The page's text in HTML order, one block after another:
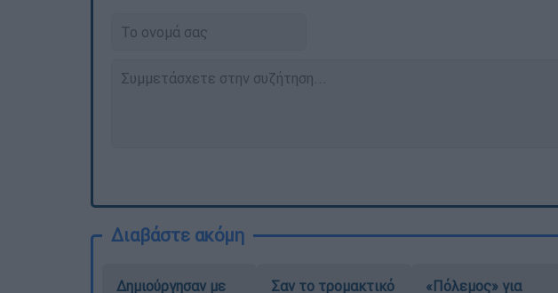
Διαβάστε ακόμη
Δημιούργησαν με
Σαν το τρομακτικό
«Πόλεμος» για